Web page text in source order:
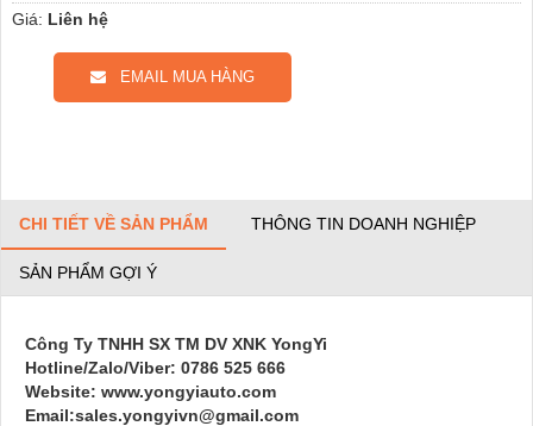
Giá: Liên hệ
EMAIL MUA HÀNG
CHI TIẾT VỀ SẢN PHẨM THÔNG TIN DOANH NGHIỆP
SẢN PHẨM GỢI Ý
Công Ty TNHH SX TM DV XNK YongYi
Hotline/Zalo/Viber: 0786 525 666
Website: www.yongyiauto.com
Email:sales.yongyivn@gmail.com